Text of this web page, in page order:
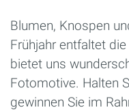
Blumen, Knospen
Frühjahr entfaltet
bietet uns
Fotomotive. Halten
gewinnen Sie im